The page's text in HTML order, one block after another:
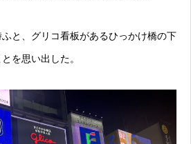
と、グリコ看板があるひっかけ橋の下
を思い出した。